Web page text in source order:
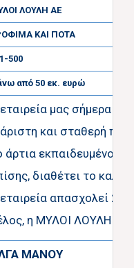
ΛΟΥΛΗ ΑΕ
ΚΑΙ ΠΟΤΑ
500
από 50 εκ. ευρώ
μας σήμερα
και σταθερή
άρτια εκπαιδευμένο
διαθέτει το
απασχολεί
η ΜΥΛΟΙ ΛΟΥΛΗ Α.Ε.
ΜΑΝΟΥ